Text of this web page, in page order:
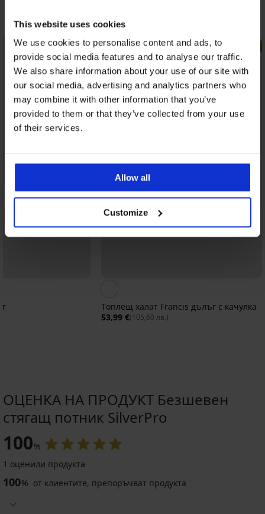
This website uses cookies
We use cookies to personalise content and ads, to
provide social media features and to analyse our traffic.
We also share information about your use of our site with
our social media, advertising and analytics partners who
may combine it with other information that you’ve
provided to them or that they’ve collected from your use
of their services.
Allow all
Customize
Открийте подобни артикули
LIMITED
Топлещ халат Francis дълъг с качулка
53,99 €(105,60 лв.)
Мъжки
потник
Мъжки
потник
ОЦЕНКА НА ПРОДУКТ Безшевен
стягащ потник SilverPro
100%
1 оценили продукта
100% от клиентите, препоръчват продукта